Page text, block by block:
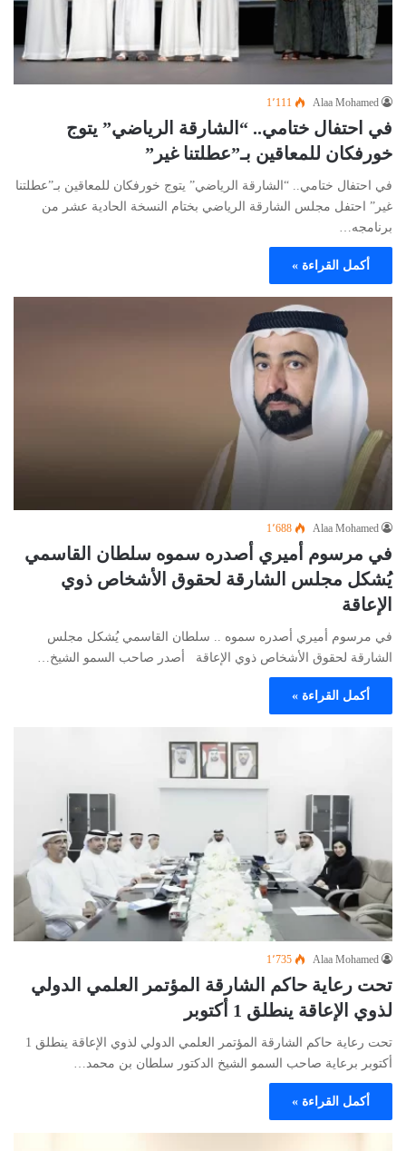
Alaa Mohamed 1٬111
في احتفال ختامي.. “الشارقة الرياضي” يتوج
خورفكان للمعاقين بـ”عطلتنا غير”
في احتفال ختامي.. “الشارقة الرياضي” يتوج خورفكان للمعاقين بـ”عطلتنا
غير” احتفل مجلس الشارقة الرياضي بختام النسخة الحادية عشر من
برنامجه…
أكمل القراءة »
Alaa Mohamed 1٬688
في مرسوم أميري أصدره سموه سلطان القاسمي
يُشكل مجلس الشارقة لحقوق الأشخاص ذوي
الإعاقة
في مرسوم أميري أصدره سموه .. سلطان القاسمي يُشكل مجلس
الشارقة لحقوق الأشخاص ذوي الإعاقة أصدر صاحب السمو الشيخ…
أكمل القراءة »
Alaa Mohamed 1٬735
تحت رعاية حاكم الشارقة المؤتمر العلمي الدولي
لذوي الإعاقة ينطلق 1 أكتوبر
تحت رعاية حاكم الشارقة المؤتمر العلمي الدولي لذوي الإعاقة ينطلق 1
أكتوبر برعاية صاحب السمو الشيخ الدكتور سلطان بن محمد…
أكمل القراءة »